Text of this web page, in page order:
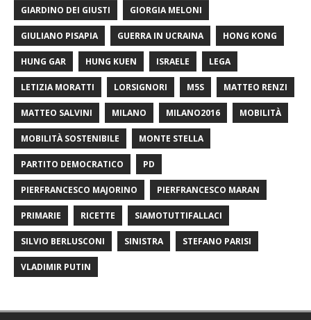
GIARDINO DEI GIUSTI GIORGIA MELONI
GIULIANO PISAPIA GUERRA IN UCRAINA HONG KONG
HUNG GAR HUNG KUEN ISRAELE LEGA
LETIZIA MORATTI LORSIGNORI M5S MATTEO RENZI
MATTEO SALVINI MILANO MILANO2016 MOBILITÀ
MOBILITÀ SOSTENIBILE MONTE STELLA
PARTITO DEMOCRATICO PD
PIERFRANCESCO MAJORINO PIERFRANCESCO MARAN
PRIMARIE RICETTE SIAMOTUTTIFALLACI
SILVIO BERLUSCONI SINISTRA STEFANO PARISI
VLADIMIR PUTIN